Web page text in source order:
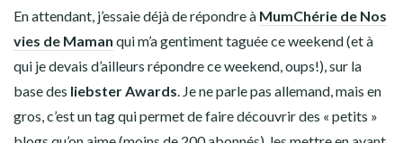
En attendant, j’essaie déjà de répondre à MumChérie de Nos
vies de Maman qui m’a gentiment taguée ce weekend (et à
qui je devais d’ailleurs répondre ce weekend, oups!), sur la
base des liebster Awards. Je ne parle pas allemand, mais en
gros, c’est un tag qui permet de faire découvrir des « petits »